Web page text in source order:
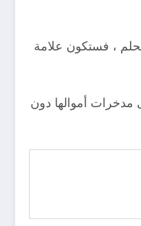
، فستكون علامة
مدخرات أموالها دون